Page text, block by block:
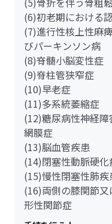
(6)初老期における
(7)進行性核上性麻
びパーキンソン病
(8)脊髄小脳変性症
(9)脊柱管狭窄症
(10)早老症
(11)多系統萎縮症
(12)糖尿病性神経
網膜症
(13)脳血管疾患
(14)閉塞性動脈硬化
(15)慢性閉塞性肺疾
(16)両側の膝関節
形性関節症